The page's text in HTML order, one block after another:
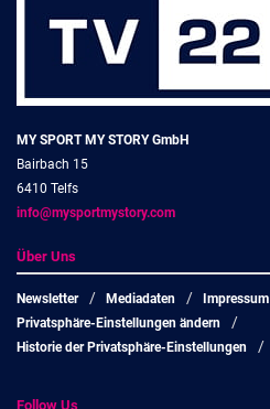
MY SPORT MY STORY GmbH
Bairbach 15
6410 Telfs
info@mysportmystory.com
Über Uns
Newsletter Mediadaten Impressum
Privatsphäre-Einstellungen ändern
Historie der Privatsphäre-Einstellungen
Follow Us